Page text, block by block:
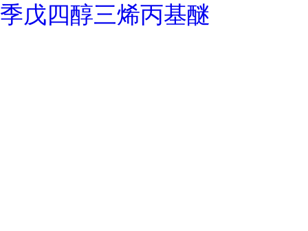
季戊四醇三烯丙基醚